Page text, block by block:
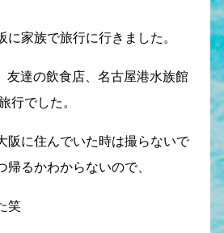
家族で旅行に行きました。
友達の飲食店、名古屋港水族館
行でした。
阪に住んでいた時は撮らないで
るかわからないので、
笑